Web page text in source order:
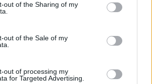
out of the Sharing of my
out of the Sale of my
out of processing my
for Targeted Advertising.ΡΕΠΟΡΤΑΖ